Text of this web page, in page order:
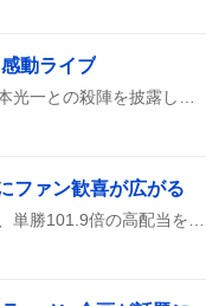
動ライブ
ファン歓喜が広がる